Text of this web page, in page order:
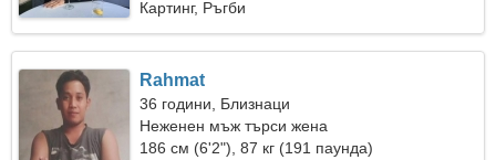
Картинг, Ръгби
Rahmat
36 години, Близнаци
Неженен мъж търси жена
186 см (6'2"), 87 кг (191 паунда)